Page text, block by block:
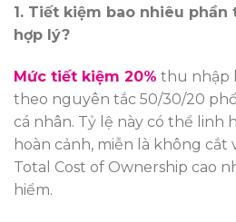
1. Tiết kiệm bao nhiêu phần
hợp lý?
Mức tiết kiệm 20% thu nhập
theo nguyên tắc 50/30/20
cá nhân. Tỷ lệ này có thể linh
hoàn cảnh, miễn là không cắt
Total Cost of Ownership cao
hiểm.